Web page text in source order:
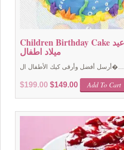
Children Birthday Cake كيك عيد
ميلاد اطفال
أرسل أفضل وأرقى كيك الأطفال ال�...
$199.00 Original
$199.00.
$149.00Current
price
$149.00.
Add To Cart